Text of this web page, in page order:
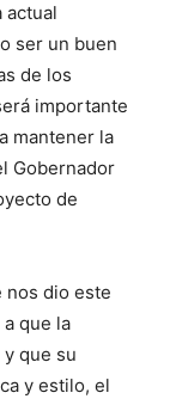
actual
ser un buen
de los
importante
mantener la
Gobernador
de
nos dio este
que la
que su
y estilo, el